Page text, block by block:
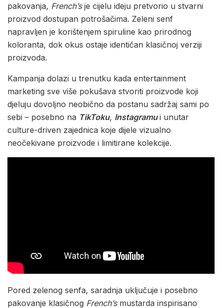
pakovanja, French’s je cijelu ideju pretvorio u stvarni
proizvod dostupan potrošačima. Zeleni senf
napravljen je korištenjem spiruline kao prirodnog
koloranta, dok okus ostaje identičan klasičnoj verziji
proizvoda.
Kampanja dolazi u trenutku kada entertainment
marketing sve više pokušava stvoriti proizvode koji
djeluju dovoljno neobično da postanu sadržaj sami po
sebi – posebno na TikToku, Instagramui unutar
culture-driven zajednica koje dijele vizualno
neočekivane proizvode i limitirane kolekcije.
Pored zelenog senfa, saradnja uključuje i posebno
pakovanje klasičnog French’s mustarda inspirisano